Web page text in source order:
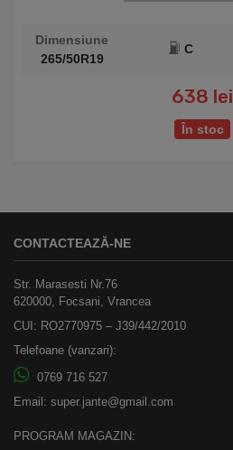
Dimensiune
265/50R19
C
638 lei
În stoc
CONTACTEAZĂ-NE
Str. Marasesti Nr.76
620000, Focsani, Vrancea
CUI: RO2770975 – J39/442/2010
Telefoane (vanzari):
0769 716 527
Email: super.jante@gmail.com
PROGRAM MAGAZIN: